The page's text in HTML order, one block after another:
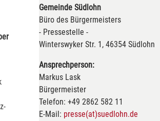
Gemeinde Südlohn
Büro des Bürgermeisters
- Pressestelle -
Winterswyker Str. 1, 46354 Südlohn
Ansprechperson:
Markus Lask
Bürgermeister
Telefon: +49 2862 582 11
E-Mail: presse(at)suedlohn.de